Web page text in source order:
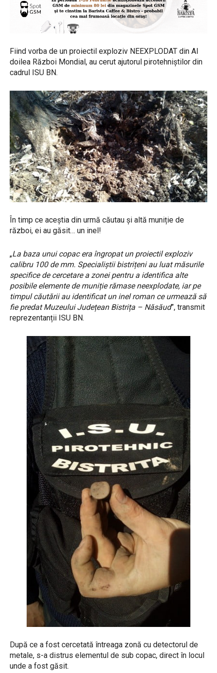
Fiind vorba de un proiectil exploziv NEEXPLODAT din Al
doilea Război Mondial, au cerut ajutorul pirotehniștilor din
cadrul ISU BN.
În timp ce aceștia din urmă căutau și altă muniție de
război, ei au găsit… un inel!
„La baza unui copac era îngropat un proiectil exploziv
calibru 100 de mm. Specialiștii bistrițeni au luat măsurile
specifice de cercetare a zonei pentru a identifica alte
posibile elemente de muniție rămase neexplodate, iar pe
timpul căutării au identificat un inel roman ce urmează să
fie predat Muzeului Județean Bistrița – Năsăud”, transmit
reprezentanții ISU BN.
După ce a fost cercetată întreaga zonă cu detectorul de
metale, s-a distrus elementul de sub copac, direct în locul
unde a fost găsit.